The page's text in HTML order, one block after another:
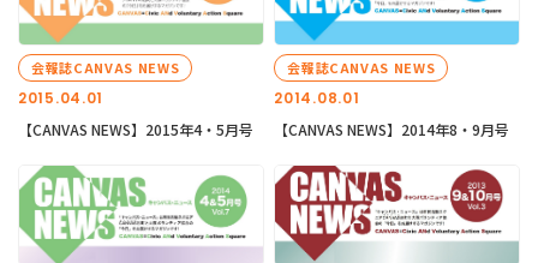
2015.04.01
会報誌CANVAS NEWS
【CANVAS NEWS】2015年4・5月号
2014.08.01
会報誌CANVAS NEWS
【CANVAS NEWS】2014年8・9月号